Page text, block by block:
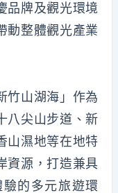
品牌及觀光環境
動整體觀光產業
竹山湖海」作為
八尖山步道、新
山濕地等在地特
資源，打造兼具
的多元旅遊環